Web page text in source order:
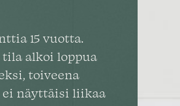
15 vuotta.
tila alkoi loppua
toiveena
näyttäisi liikaa